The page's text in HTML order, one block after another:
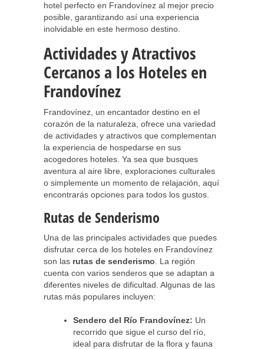
hotel perfecto en Frandovínez al mejor precio
posible, garantizando así una experiencia
inolvidable en este hermoso destino.
Actividades y Atractivos
Cercanos a los Hoteles en
Frandovínez
Frandovínez, un encantador destino en el
corazón de la naturaleza, ofrece una variedad
de actividades y atractivos que complementan
la experiencia de hospedarse en sus
acogedores hoteles. Ya sea que busques
aventura al aire libre, exploraciones culturales
o simplemente un momento de relajación, aquí
encontrarás opciones para todos los gustos.
Rutas de Senderismo
Una de las principales actividades que puedes
disfrutar cerca de los hoteles en Frandovínez
son las rutas de senderismo . La región
cuenta con varios senderos que se adaptan a
diferentes niveles de dificultad. Algunas de las
rutas más populares incluyen:
Sendero del Río Frandovínez: Un
recorrido que sigue el curso del río,
ideal para disfrutar de la flora y fauna